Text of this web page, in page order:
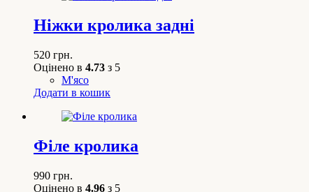
Ніжки кролика задні
520 грн.
Оцінено в 4.73 з 5
М'ясо
Додати в кошик
Філе кролика
990 грн.
Оцінено в 4.96 з 5